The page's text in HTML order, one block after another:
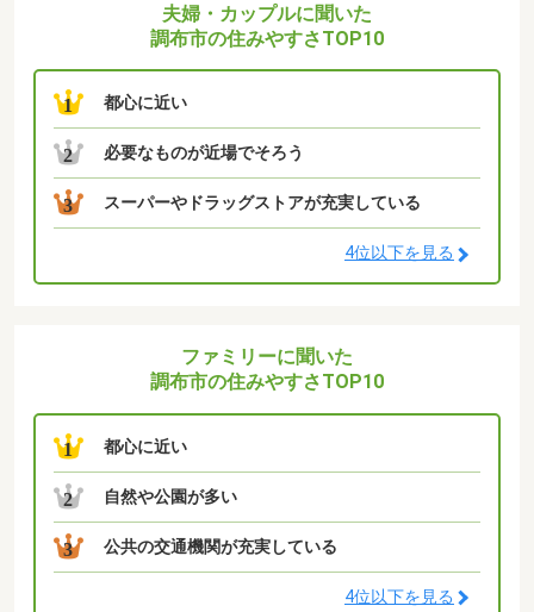
夫婦・カップルに聞いた
調布市の住みやすさTOP10
1 都心に近い
2 必要なものが近場でそろう
3 スーパーやドラッグストアが充実している
4位以下を見る
ファミリーに聞いた
調布市の住みやすさTOP10
1 都心に近い
2 自然や公園が多い
3 公共の交通機関が充実している
4位以下を見る